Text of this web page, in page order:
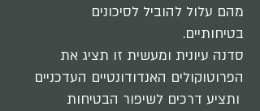
מהם עלול להוביל לסיכונים
בטיחותיים.
סדנה עיונית ומעשית זו תציג את
הפרוטוקולים האנדודונטיים העדכניים
ותציע דרכים לשיפור הבטיחות